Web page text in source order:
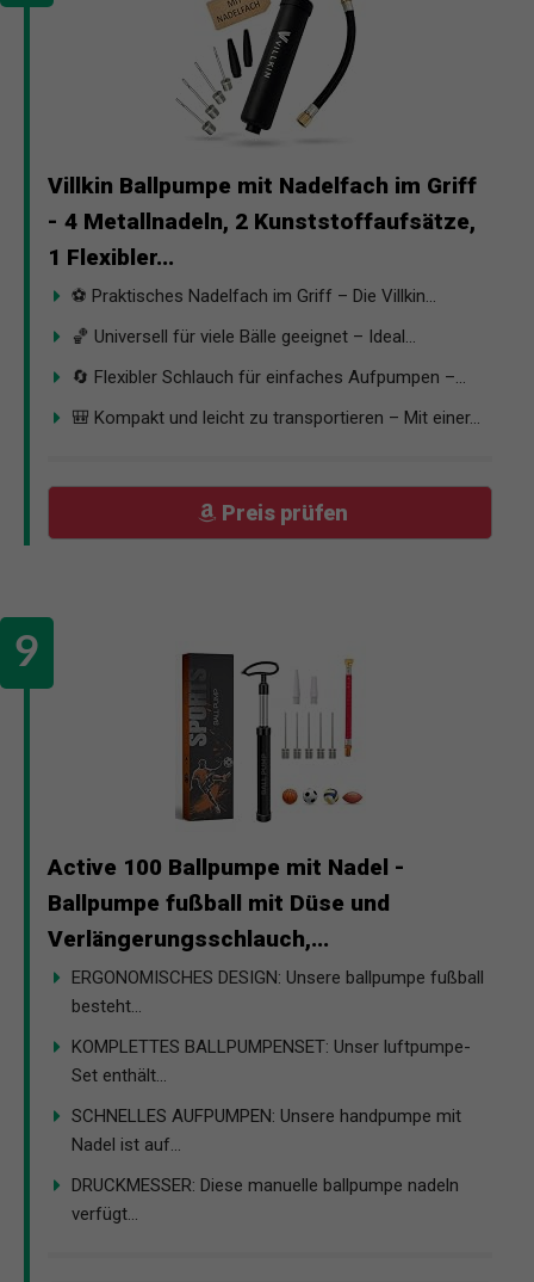
Villkin Ballpumpe mit Nadelfach im Griff
- 4 Metallnadeln, 2 Kunststoffaufsätze,
1 Flexibler...
⚽ Praktisches Nadelfach im Griff – Die Villkin...
🏀 Universell für viele Bälle geeignet – Ideal...
🔄 Flexibler Schlauch für einfaches Aufpumpen –...
🎒 Kompakt und leicht zu transportieren – Mit einer...
Preis prüfen
Active 100 Ballpumpe mit Nadel -
Ballpumpe fußball mit Düse und
Verlängerungsschlauch,...
ERGONOMISCHES DESIGN: Unsere ballpumpe fußball
besteht...
KOMPLETTES BALLPUMPENSET: Unser luftpumpe-
Set enthält...
SCHNELLES AUFPUMPEN: Unsere handpumpe mit
Nadel ist auf...
DRUCKMESSER: Diese manuelle ballpumpe nadeln
verfügt...